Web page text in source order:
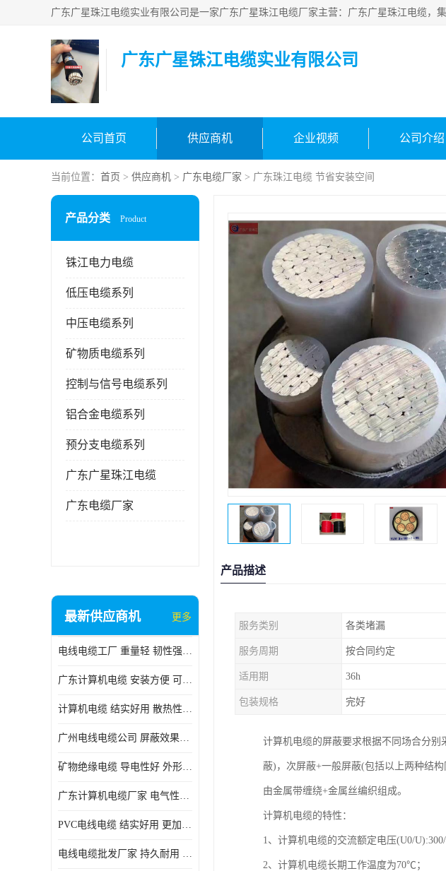
广东广星铢江电缆实业有限公司
公司首页 供应商机 企业视频 公司介绍
当前位置： 首页 > 供应商机 > 广东电缆厂家 > 广东珠江电缆 节省安装空间
产品分类 Product
铢江电力电缆
低压电缆系列
中压电缆系列
矿物质电缆系列
控制与信号电缆系列
铝合金电缆系列
预分支电缆系列
广东广星珠江电缆
广东电缆厂家
最新供应商机 更多
电线电缆工厂 重量轻 韧性强 体积小 连接简单
广东计算机电缆 安装方便 可随意弯曲折叠
计算机电缆 结实好用 散热性良好
广州电线电缆公司 屏蔽效果良好 拆卸安装方便
矿物绝缘电缆 导电性好 外形美观大方
广东计算机电缆厂家 电气性能稳定 外形美观大方
PVC电线电缆 结实好用 更加省时省力
电线电缆批发厂家 持久耐用 铜芯含量高
产品描述
服务类别 各类堵漏
服务周期 按合同约定
适用期 36h
包装规格 完好
计算机电缆的屏蔽要求根据不同场合分
蔽)，次屏蔽+一般屏蔽(包括以上两种结
由金属带缠绕+金属丝编织组成。
计算机电缆的特性：
1、计算机电缆的交流额定电压(U0/U):300/
2、计算机电缆长期工作温度为70℃；